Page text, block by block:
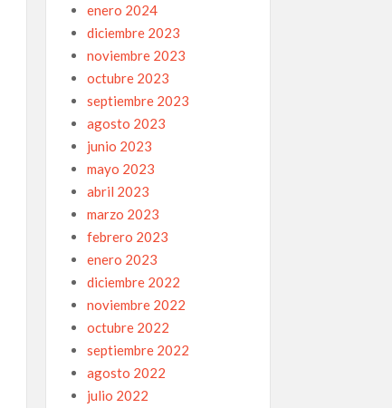
enero 2024
diciembre 2023
noviembre 2023
octubre 2023
septiembre 2023
agosto 2023
junio 2023
mayo 2023
abril 2023
marzo 2023
febrero 2023
enero 2023
diciembre 2022
noviembre 2022
octubre 2022
septiembre 2022
agosto 2022
julio 2022